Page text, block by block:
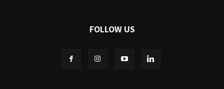
FOLLOW US